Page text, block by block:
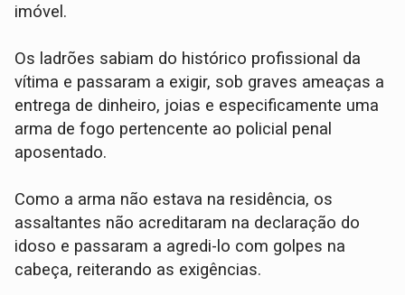
imóvel.
Os ladrões sabiam do histórico profissional da
vítima e passaram a exigir, sob graves ameaças a
entrega de dinheiro, joias e especificamente uma
arma de fogo pertencente ao policial penal
aposentado.
​Como a arma não estava na residência, os
assaltantes não acreditaram na declaração do
idoso e passaram a agredi-lo com golpes na
cabeça, reiterando as exigências.